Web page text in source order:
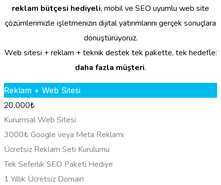
reklam bütçesi hediyeli, mobil ve SEO uyumlu web site
çözümlerimizle işletmenizin dijital yatırımlarını gerçek sonuçlara
dönüştürüyoruz.
Web sitesi + reklam + teknik destek tek pakette, tek hedefle:
daha fazla müşteri.
Reklam + Web Sitesi
20.000₺
Kurumsal Web Sitesi
3000₺ Google veya Meta Reklamı
Ücretsiz Reklam Seti Kurulumu
Tek Seferlik SEO Paketi Hediye
1 Yıllık Ücretsiz Domain